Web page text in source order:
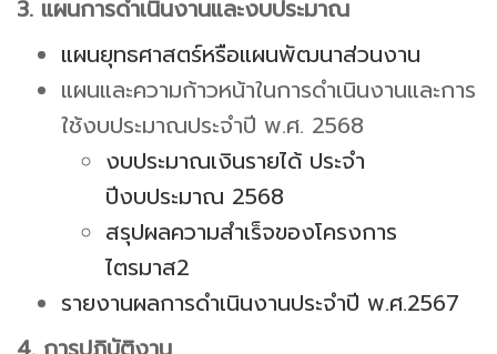
3. แผนการดำเนินงานและงบประมาณ
แผนยุทธศาสตร์หรือแผนพัฒนาส่วนงาน
แผนและความก้าวหน้าในการดำเนินงานและการ
ใช้งบประมาณประจำปี พ.ศ. 2568
งบประมาณเงินรายได้ ประจำ
ปีงบประมาณ 2568
สรุปผลความสำเร็จของโครงการ
ไตรมาส2
รายงานผลการดำเนินงานประจำปี พ.ศ.2567